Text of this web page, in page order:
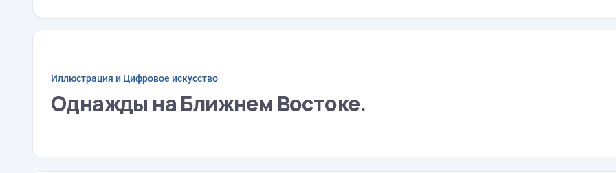
Иллюстрация и Цифровое искусство
Однажды на Ближнем Востоке.